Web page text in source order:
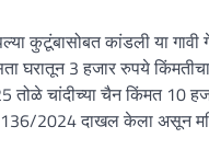
कुटूंबासोबत कांडली या गावी
घरातून 3 हजार रुपये
तोळे चांदीच्या चैन किंमत 10
136/2024 दाखल केला असून